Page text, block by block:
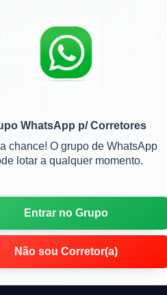
WhatsApp p/ Corretores
chance! O grupo de WhatsApp
lotar a qualquer momento.
Entrar no Grupo
Não sou Corretor(a)
alíquota de
sobre mercado imobiliário,